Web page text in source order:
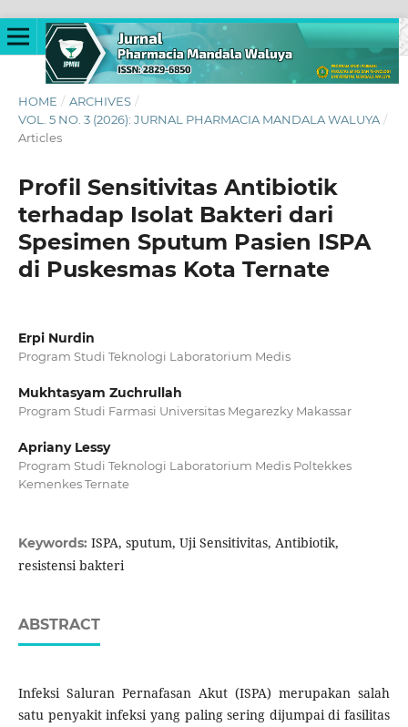
HOME / ARCHIVES /
VOL. 5 NO. 3 (2026): JURNAL PHARMACIA MANDALA WALUYA /
Articles
Profil Sensitivitas Antibiotik
terhadap Isolat Bakteri dari
Spesimen Sputum Pasien ISPA
di Puskesmas Kota Ternate
Erpi Nurdin
Program Studi Teknologi Laboratorium Medis
Mukhtasyam Zuchrullah
Program Studi Farmasi Universitas Megarezky Makassar
Apriany Lessy
Program Studi Teknologi Laboratorium Medis Poltekkes
Kemenkes Ternate
Keywords: ISPA, sputum, Uji Sensitivitas, Antibiotik,
resistensi bakteri
ABSTRACT
Infeksi Saluran Pernafasan Akut (ISPA) merupakan salah
satu penyakit infeksi yang paling sering dijumpai di fasilitas